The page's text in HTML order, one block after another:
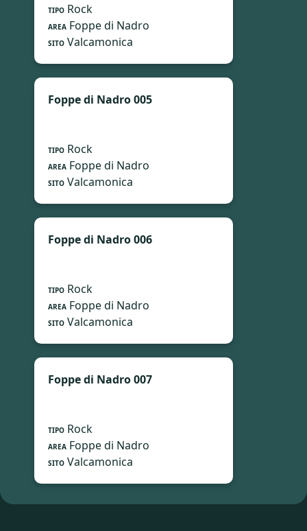
TIPO Rock
AREA Foppe di Nadro
SITO Valcamonica
Foppe di Nadro 005
TIPO Rock
AREA Foppe di Nadro
SITO Valcamonica
Foppe di Nadro 006
TIPO Rock
AREA Foppe di Nadro
SITO Valcamonica
Foppe di Nadro 007
TIPO Rock
AREA Foppe di Nadro
SITO Valcamonica